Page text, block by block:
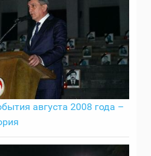
августа 2008 года –